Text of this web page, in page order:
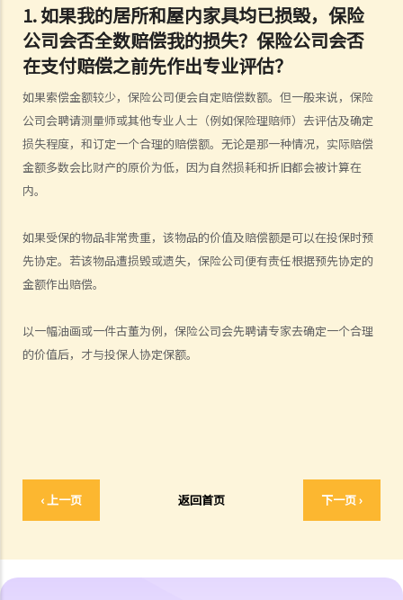
1.如果我的居所和屋内家具均已损毁，保险
公司会否全数赔偿我的损失？保险公司会否
在支付赔偿之前先作出专业评估？
如果索偿金额较少，保险公司便会自定赔偿数额。但一般来说，保险
公司会聘请测量师或其他专业人士（例如保险理赔师）去评估及确定
损失程度，和订定一个合理的赔偿额。无论是那一种情况，实际赔偿
金额多数会比财产的原价为低，因为自然损耗和折旧都会被计算在
内。
如果受保的物品非常贵重，该物品的价值及赔偿额是可以在投保时预
先协定。若该物品遭损毁或遗失，保险公司便有责任根据预先协定的
金额作出赔偿。
以一幅油画或一件古董为例，保险公司会先聘请专家去确定一个合理
的价值后，才与投保人协定保额。
‹ 上一页 返回首页 下一页 ›
3. 保险单中常见的「不保项目」是甚么？
4. 我迟了一周（或一个月）缴交保费。我的保单仍然有效吗？如果在缴
付保费之前发生意外，保险公司会否拒绝我的索偿？
6. 我为同一风险（例如住院或家居损毁）购买了几份保单。我可以从所
有保单索偿全数保额，还是仅索偿实际的开支/损失金额？人寿保险下的
死亡赔偿是否受不同规则约束？
a. 保险中介人
1. 保险中介人有两类─保险代理（insurance agent） 和保险经纪
（insurance broker）。两者的角色或职责有甚么分别？他们的专业资
2. 在新的监管制度下，对持牌保险中介人、保险代理机构或保险经纪公
求退还保费？